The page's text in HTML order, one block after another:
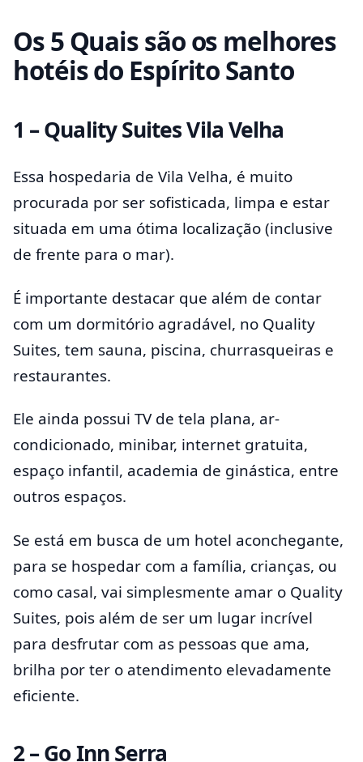
Os5 Quais são os melhores
hotéis do Espírito Santo
1 – Quality Suites Vila Velha
Essa hospedaria de Vila Velha, é muito
procurada por ser sofisticada, limpa e estar
situada em uma ótima localização (inclusive
de frente para o mar).
É importante destacar que além de contar
com um dormitório agradável, no Quality
Suites, tem sauna, piscina, churrasqueiras e
restaurantes.
Ele ainda possui TV de tela plana, ar-
condicionado, minibar, internet gratuita,
espaço infantil, academia de ginástica, entre
outros espaços.
Se está em busca de um hotel aconchegante,
para se hospedar com a família, crianças, ou
como casal, vai simplesmente amar o Quality
Suites, pois além de ser um lugar incrível
para desfrutar com as pessoas que ama,
brilha por ter o atendimento elevadamente
eficiente.
2 – Go Inn Serra